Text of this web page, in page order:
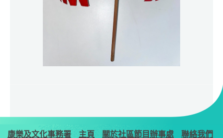
康樂及文化事務署 主頁 關於社區節目辦事處 聯絡我們